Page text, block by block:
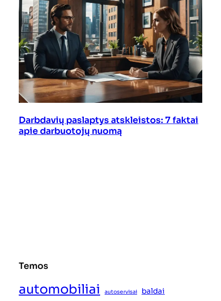
Darbdavių paslaptys atskleistos: 7 faktai
apie darbuotojų nuomą
Temos
automobiliai autoservisai baldai